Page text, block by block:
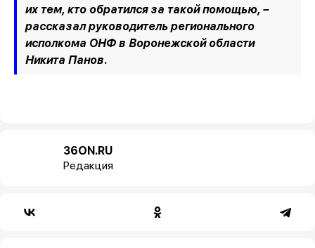
их тем, кто обратился за такой помощью, –
рассказал руководитель регионального
исполкома ОНФ в Воронежской области
Никита Панов.
36ON.RU
Редакция